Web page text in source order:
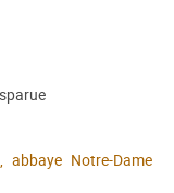
abbaye Notre-Dame